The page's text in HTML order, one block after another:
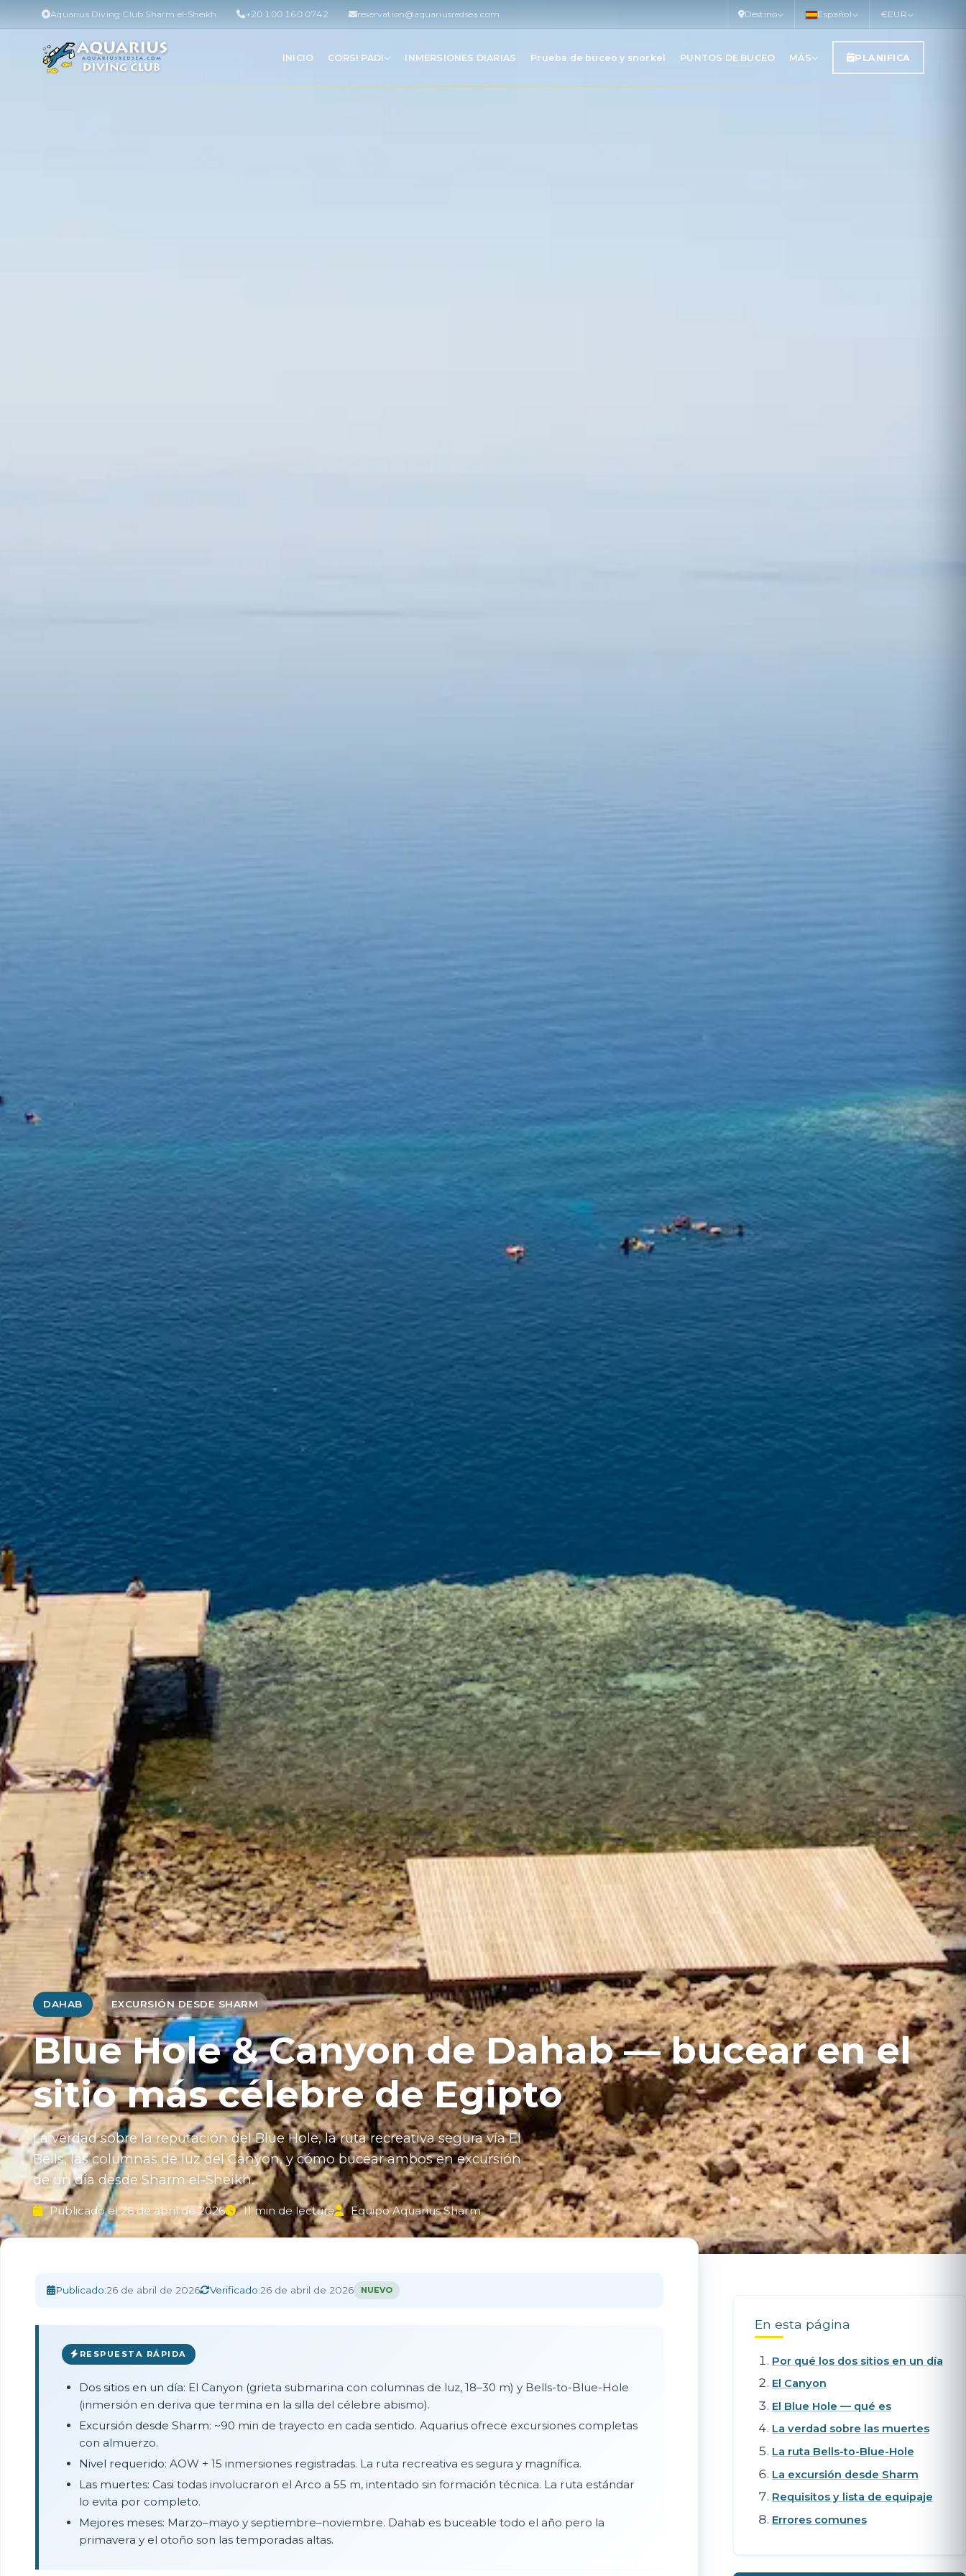
Aquarius Diving Club Sharm el-Sheikh +20 100 160 0742 reservation@aquariusredsea.com Destino Español €EUR
INICIO CORSI PADI INMERSIONES DIARIAS Prueba de buceo y snorkel PUNTOS DE BUCEO MÁS PLANIFICA
DAHAB EXCURSIÓN DESDE SHARM
Blue Hole & Canyon de Dahab — bucear en el
sitio más célebre de Egipto
La verdad sobre la reputación del Blue Hole, la ruta recreativa segura vía El
Bells, las columnas de luz del Canyon, y cómo bucear ambos en excursión
de un día desde Sharm el-Sheikh.
Publicado el 26 de abril de 2026 11 min de lectura Equipo Aquarius Sharm
Publicado:26 de abril de 2026 Verificado:26 de abril de 2026 NUEVO
RESPUESTA RÁPIDA
Dos sitios en un día: El Canyon (grieta submarina con columnas de luz, 18–30 m) y Bells-to-Blue-Hole
(inmersión en deriva que termina en la silla del célebre abismo).
Excursión desde Sharm: ~90 min de trayecto en cada sentido. Aquarius ofrece excursiones completas
con almuerzo.
Nivel requerido: AOW + 15 inmersiones registradas. La ruta recreativa es segura y magnífica.
Las muertes: Casi todas involucraron el Arco a 55 m, intentado sin formación técnica. La ruta estándar
lo evita por completo.
Mejores meses: Marzo–mayo y septiembre–noviembre. Dahab es buceable todo el año pero la
primavera y el otoño son las temporadas altas.
En esta página
Por qué los dos sitios en un día
El Canyon
El Blue Hole — qué es
La verdad sobre las muertes
La ruta Bells-to-Blue-Hole
La excursión desde Sharm
Requisitos y lista de equipaje
Errores comunes